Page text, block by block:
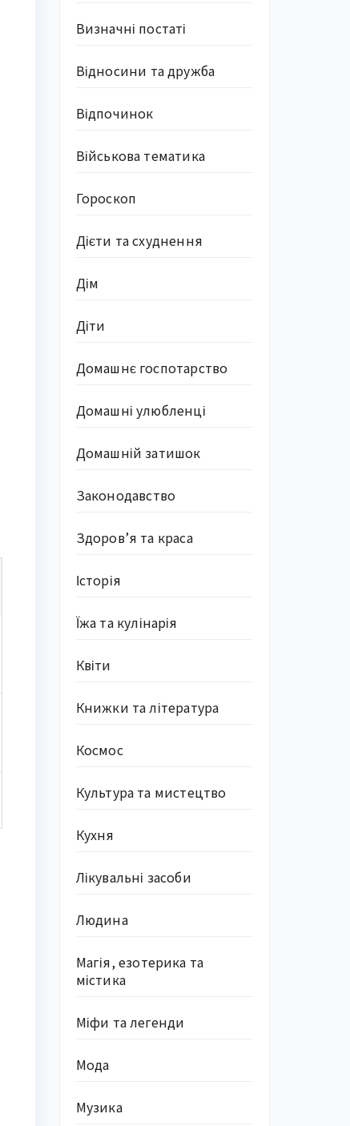
Визначні постаті
Відносини та дружба
Відпочинок
Військова тематика
Гороскоп
Дієти та схуднення
Дім
Діти
Домашнє госпотарство
Домашні улюбленці
Домашній затишок
Законодавство
Здоров’я та краса
Історія
Їжа та кулінарія
Квіти
Книжки та література
Космос
Культура та мистецтво
Кухня
Лікувальні засоби
Людина
Магія, езотерика та
містика
Міфи та легенди
Мода
Музика